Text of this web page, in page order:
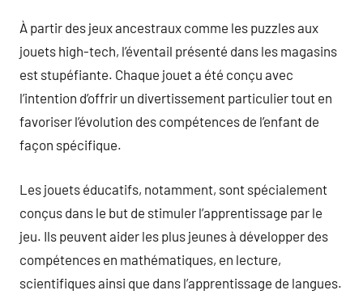
À partir des jeux ancestraux comme les puzzles aux
jouets high-tech, l’éventail présenté dans les magasins
est stupéfiante. Chaque jouet a été conçu avec
l’intention d’offrir un divertissement particulier tout en
favoriser l’évolution des compétences de l’enfant de
façon spécifique.
Les jouets éducatifs, notamment, sont spécialement
conçus dans le but de stimuler l’apprentissage par le
jeu. Ils peuvent aider les plus jeunes à développer des
compétences en mathématiques, en lecture,
scientifiques ainsi que dans l’apprentissage de langues.